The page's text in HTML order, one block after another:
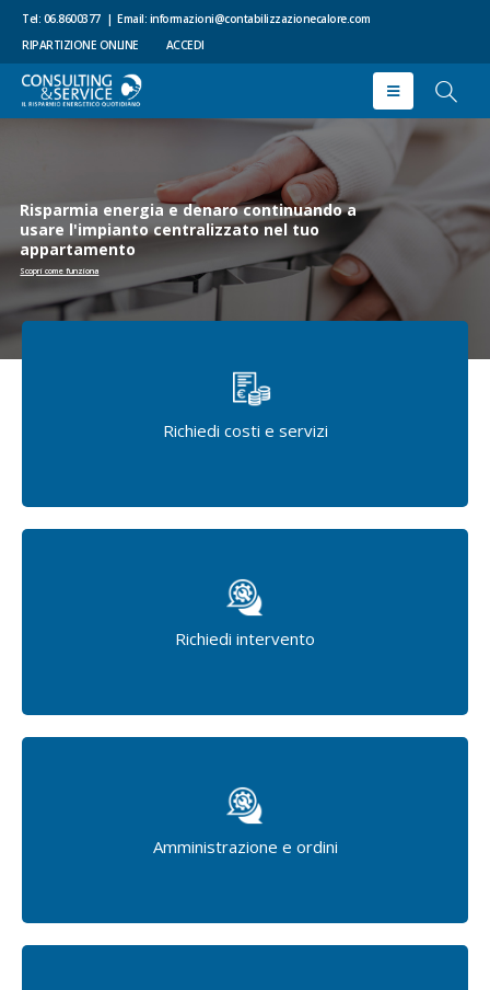
Tel: 06.8600377 | Email: informazioni@contabilizzazionecalore.com
RIPARTIZIONE ONLINE
ACCEDI
Scopri come funziona
Risparmia energia e denaro continuando a
usare l'impianto centralizzato nel tuo
appartamento
Richiedi costi e servizi
Richiedi intervento
Amministrazione e ordini